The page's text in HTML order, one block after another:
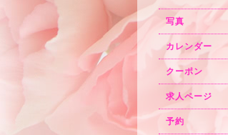
写真
カレンダー
クーポン
求人ページ
予約